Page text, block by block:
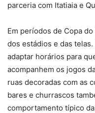
parceria com Itatiaia e
Em períodos de Copa
dos estádios e das
adaptar horários para
acompanhem os jogos
ruas decoradas com as
bares e churrascos
comportamento típico